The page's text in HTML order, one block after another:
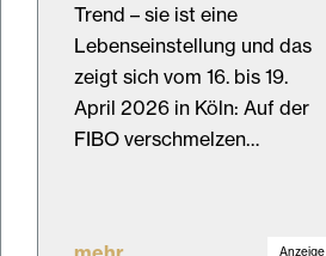
Trend – sie ist eine
Lebenseinstellung und das
zeigt sich vom 16. bis 19.
April 2026 in Köln: Auf der
FIBO verschmelzen…
Anzeige